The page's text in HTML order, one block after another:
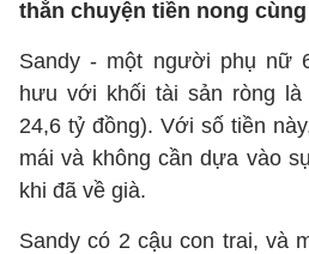
thắn chuyện tiền nong
Sandy - một người phụ nữ
hưu với khối tài sản ròng là
24,6 tỷ đồng). Với số tiền
mái và không cần dựa vào
khi đã về già.
Sandy có 2 cậu con trai, và